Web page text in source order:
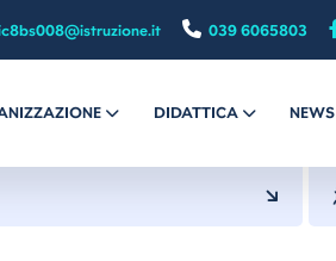
039 6065803
DIDATTICA NEWS